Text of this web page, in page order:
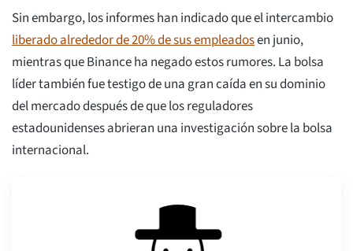
Sin embargo, los informes han indicado que el intercambio
liberado alrededor de 20% de sus empleadosen junio,
mientras que Binance ha negado estos rumores. La bolsa
líder también fue testigo de una gran caída en su dominio
del mercado después de que los reguladores
estadounidenses abrieran una investigación sobre la bolsa
internacional.